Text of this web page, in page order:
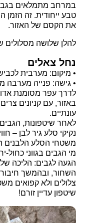
במרחב מתמלאים בגבי
טבע ייחודית. זה הזמן
את הקסם של האזור.
להלן שלושה
נחל צאלים
• מיקום: מערבית לכביש 90, בין צומת מצדה לעין
באזור, עם קניונים
עונתיים.
לאחר שיטפונות,
נקיקי סלע גיר לבן –
משטחי הסלע הלבנים
מי הגבים בגווני כחול-
צלולים ולא קפואים
שיטפון עדיין זורם!